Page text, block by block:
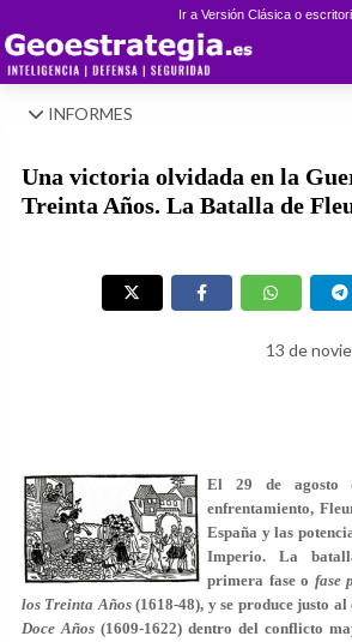
Ir a Versión Clásica o
INFORMES
Una victoria olvidada en la
Treinta Años. La Batalla de
13 de
El 29 de agosto
enfrentamiento,
España y las
Imperio. La
primera fase o fase
los Treinta Años(1618-48), y se produce justo
Doce Años (1609-1622) dentro del conflicto